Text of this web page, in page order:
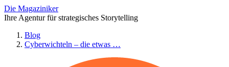
Die Magaziniker
Ihre Agentur für strategisches Storytelling
Blog
Cyberwichteln – die etwas …